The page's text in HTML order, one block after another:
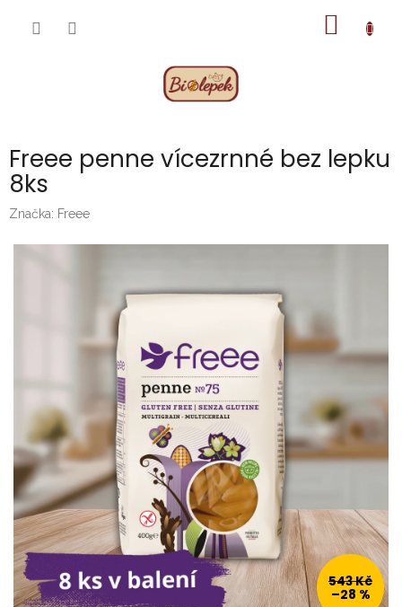
Freee penne vícezrnné bez lepku
8ks
Značka: Freee
543 Kč
–28 %